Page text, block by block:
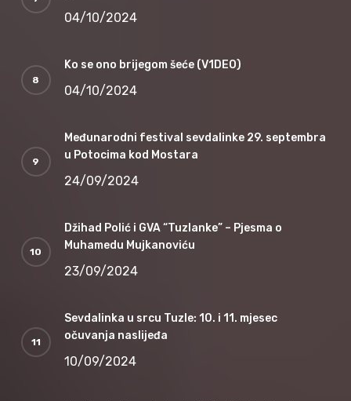
04/10/2024
Ko se ono brijegom šeće (V1DEO)
04/10/2024
Međunarodni festival sevdalinke 29. septembra
u Potocima kod Mostara
24/09/2024
Džihad Polić i GVA “Tuzlanke” – Pjesma o
Muhamedu Mujkanoviću
23/09/2024
Sevdalinka u srcu Tuzle: 10. i 11. mjesec
očuvanja naslijeđa
10/09/2024